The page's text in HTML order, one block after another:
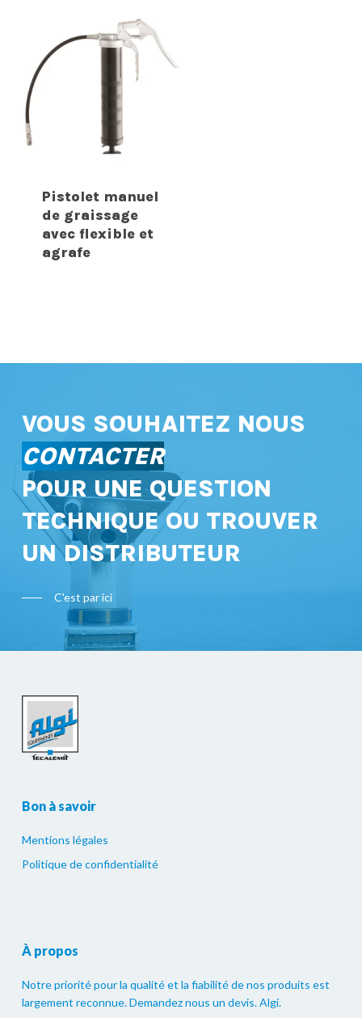
Pistolet manuel
de graissage
avec flexible et
agrafe
VOUS SOUHAITEZ NOUS
CONTACTER
POUR UNE QUESTION
TECHNIQUE OU TROUVER
UN DISTRIBUTEUR
C'est par ici
Bon à savoir
Mentions légales
Politique de confidentialité
À propos
Notre priorité pour la qualité et la fiabilité de nos produits est
largement reconnue. Demandez nous un devis. Algi.